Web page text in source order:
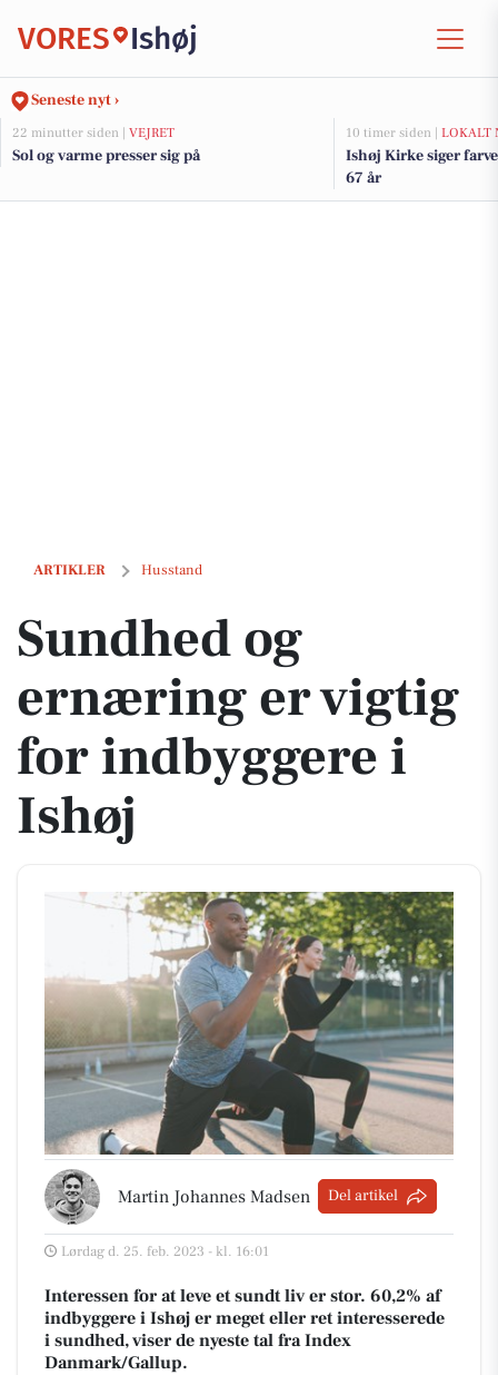
VORES Ishøj
Seneste nyt ›
22 minutter siden | VEJRET
Sol og varme presser sig på
10 timer siden | LOKALT
Ishøj Kirke siger
67 år
ARTIKLER Husstand
Sundhed og ernæring er vigtig for indbyggere i Ishøj
Sundhed og
ernæring er vigtig
for indbyggere i
Ishøj
Martin Johannes Madsen Del artikel
Lørdag d. 25. feb. 2023 - kl. 16:01
Interessen for at leve et sundt liv er stor. 60,2% af
indbyggere i Ishøj er meget eller ret interesserede
i sundhed, viser de nyeste tal fra Index
Danmark/Gallup.